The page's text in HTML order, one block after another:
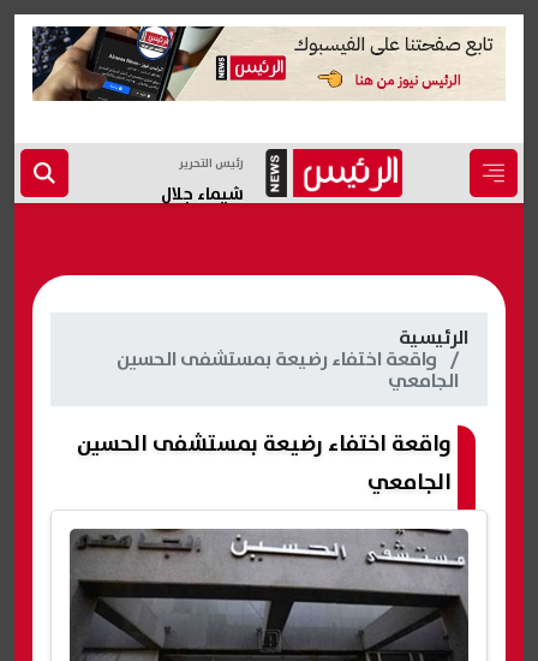
رئيس التحرير
شيماء جلال
الرئيسية
واقعة اختفاء رضيعة بمستشفى الحسين
الجامعي
واقعة اختفاء رضيعة بمستشفى الحسين
الجامعي